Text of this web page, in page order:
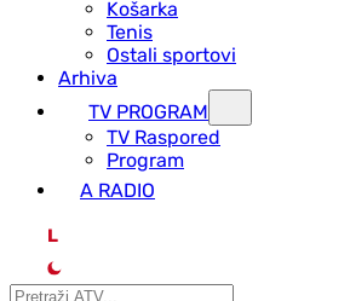
Košarka
Tenis
Ostali sportovi
Arhiva
TV PROGRAM
ТV Raspored
Program
A RADIO
L